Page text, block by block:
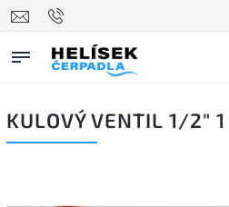
KULOVÝ VENTIL 1/2" 1